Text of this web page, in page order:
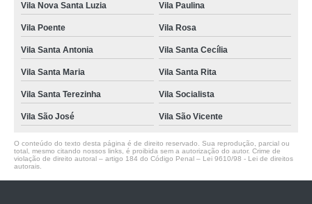
Vila Nova Santa Luzia Vila Paulina
Vila Poente Vila Rosa
Vila Santa Antonia Vila Santa Cecília
Vila Santa Maria Vila Santa Rita
Vila Santa Terezinha Vila Socialista
Vila São José Vila São Vicente
O conteúdo do texto desta página é de direito reservado. Sua reprodução, parcial ou
total, mesmo citando nossos links, é proibida sem a autorização do autor. Crime de
violação de direito autoral – artigo 184 do Código Penal – Lei 9610/98 - Lei de direitos
autorais